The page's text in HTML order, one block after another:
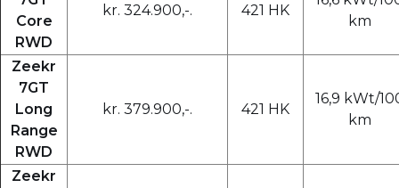
Core
RWD
kr. 324.900,-. 421 HK
km
Zeekr
7GT
Long
Range
RWD
kr. 379.900,-. 421 HK
16,9 kWt/
km
Zeekr